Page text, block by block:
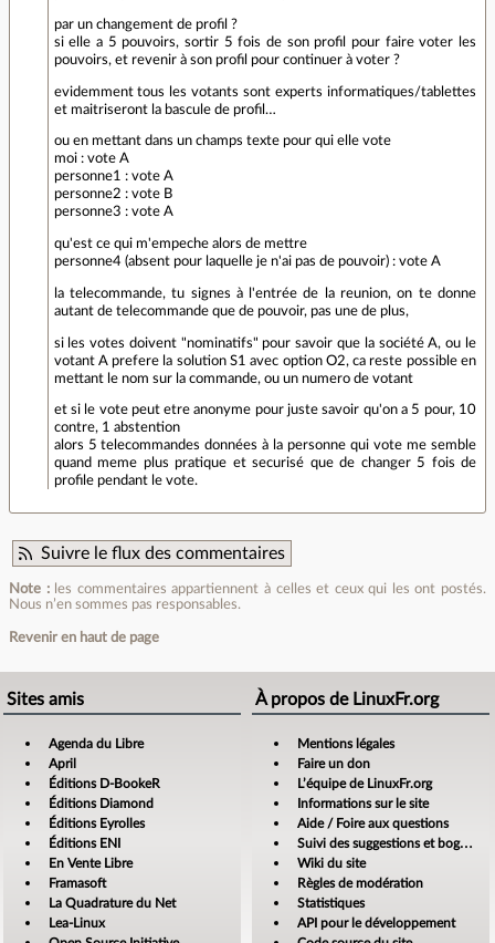
par un changement de profil ?
si elle a 5 pouvoirs, sortir 5 fois de son profil pour faire voter les
pouvoirs, et revenir à son profil pour continuer à voter ?
evidemment tous les votants sont experts informatiques/tablettes
et maitriseront la bascule de profil…
ou en mettant dans un champs texte pour qui elle vote
moi : vote A
personne1 : vote A
personne2 : vote B
personne3 : vote A
qu'est ce qui m'empeche alors de mettre
personne4 (absent pour laquelle je n'ai pas de pouvoir) : vote A
la telecommande, tu signes à l'entrée de la reunion, on te donne
autant de telecommande que de pouvoir, pas une de plus,
si les votes doivent "nominatifs" pour savoir que la société A, ou le
votant A prefere la solution S1 avec option O2, ca reste possible en
mettant le nom sur la commande, ou un numero de votant
et si le vote peut etre anonyme pour juste savoir qu'on a 5 pour, 10
contre, 1 abstention
alors 5 telecommandes données à la personne qui vote me semble
quand meme plus pratique et securisé que de changer 5 fois de
profile pendant le vote.
Suivre le flux des commentaires
Note :les commentaires appartiennent à celles et ceux qui les ont postés.
Nous n’en sommes pas responsables.
Revenir en haut de page
Sites amis
Agenda du Libre
April
Éditions D-BookeR
Éditions Diamond
Éditions Eyrolles
Éditions ENI
En Vente Libre
Framasoft
La Quadrature du Net
Lea-Linux
À propos de LinuxFr.org
Mentions légales
Faire un don
L’équipe de LinuxFr.org
Informations sur le site
Aide / Foire aux questions
Suivi des suggestions et bogues
Wiki du site
Règles de modération
Statistiques
API pour le développement